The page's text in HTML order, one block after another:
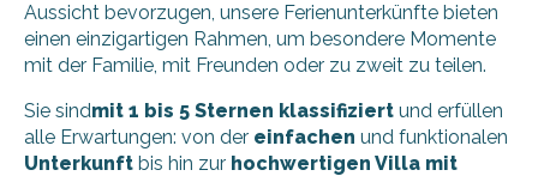
Aussicht bevorzugen, unsere Ferienunterkünfte bieten
einen einzigartigen Rahmen, um besondere Momente
mit der Familie, mit Freunden oder zu zweit zu teilen.
Sie sindmit 1 bis 5 Sternen klassifiziert und erfüllen
alle Erwartungen: von der einfachen und funktionalen
Unterkunft bis hin zur hochwertigen Villa mit